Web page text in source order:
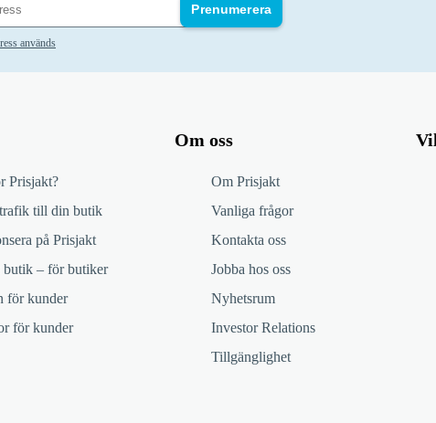
Prenumerera
används
Prisjakt?
till din butik
på Prisjakt
butik – för butiker
för kunder
för kunder
Om oss
Om Prisjakt
Vanliga frågor
Kontakta oss
Jobba hos oss
Nyhetsrum
Investor Relations
Tillgänglighet